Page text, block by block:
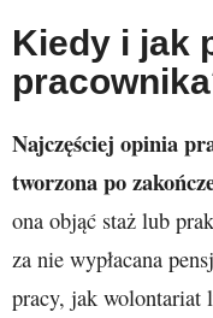
Kiedy i jak
Najczęściej opinia
tworzona po
ona objąć staż lub
za nie wypłacana
pracy, jak wolontariat